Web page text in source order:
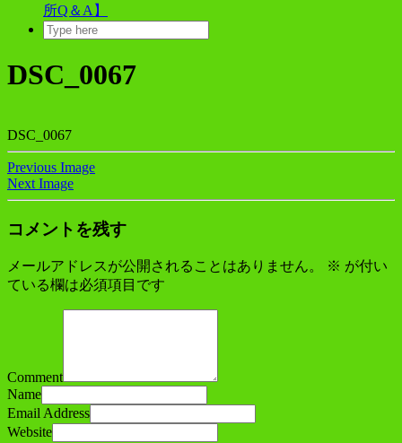
所Q＆A】
DSC_0067
DSC_0067
Previous Image
Next Image
コメントを残す
メールアドレスが公開されることはありません。 ※ が付い
ている欄は必須項目です
Comment
Name
Email Address
Website